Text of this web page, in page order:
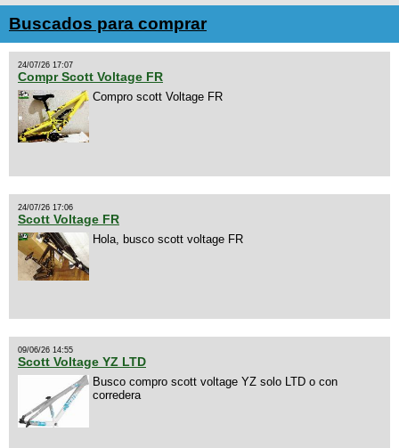
Buscados para comprar
24/07/26 17:07
Compr Scott Voltage FR
Compro scott Voltage FR
24/07/26 17:06
Scott Voltage FR
Hola, busco scott voltage FR
09/06/26 14:55
Scott Voltage YZ LTD
Busco compro scott voltage YZ solo LTD o con
corredera